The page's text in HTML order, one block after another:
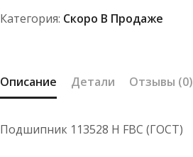
Категория: Скоро В Продаже
Описание Детали Отзывы (0)
Подшипник 113528 Н FBC (ГОСТ)